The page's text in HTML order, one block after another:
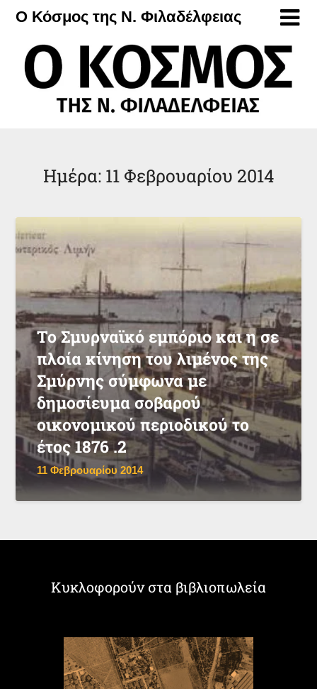
Μετάβαση
περιεχόμενο
Ο Κόσμος της Ν. Φιλαδέλφειας
Ημέρα: 11 Φεβρουαρίου 2014
Το Σμυρναϊκό εμπόριο και η σε
πλοία κίνηση του λιμένος της
Σμύρνης σύμφωνα με
δημοσίευμα σοβαρού
οικονομικού περιοδικού το
έτος 1876 .2
11 Φεβρουαρίου 2014
Κυκλοφορούν στα βιβλιοπωλεία